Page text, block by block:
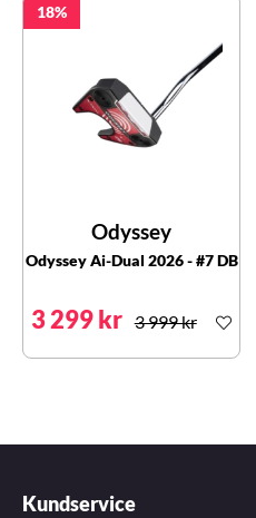
18
Odyssey
Odyssey Ai-Dual 2026 - #7 DB
3 299 kr 3 999 kr
Kundservice